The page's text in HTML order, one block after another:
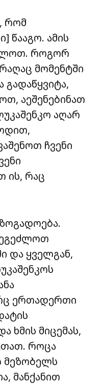
რომ
წააგო. ამის
როგორ
მომენტში
გადაწყვიტა,
აეშენებინათ
აღარ
ჩვენი
ის, რაც
და ყველგან,
ერთადერთი
ხმის მიცემას,
როცა
მეზობელს
მანქანით